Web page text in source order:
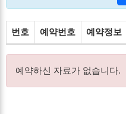
번호 예약번호 예약정보
예약하신 자료가 없습니다.